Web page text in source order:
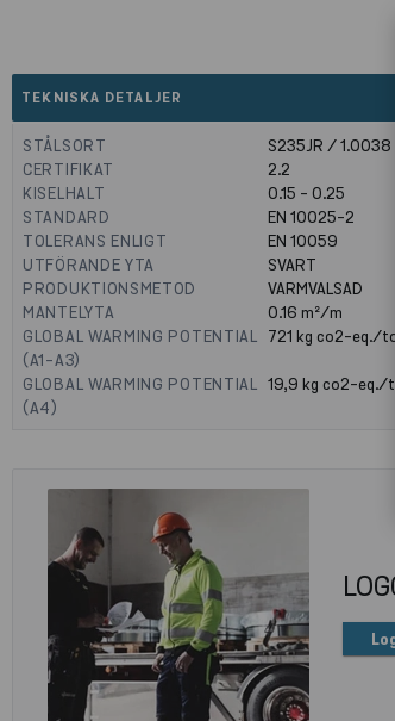
TEKNISKA DETALJER
STÅLSORT
S235JR / 1.0038
CERTIFIKAT
2.2
KISELHALT
0.15 - 0.25
STANDARD
EN 10025-2
TOLERANS ENLIGT
EN 10059
UTFÖRANDE YTA
SVART
PRODUKTIONSMETOD
VARMVALSAD
MANTELYTA
0.16m²/m
GLOBAL WARMING POTENTIAL
(A1-A3)
721kg co2-eq./
GLOBAL WARMING POTENTIAL
(A4)
19,9kg co2-eq./